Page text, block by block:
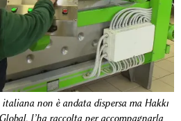
non è andata dispersa ma Hakkı